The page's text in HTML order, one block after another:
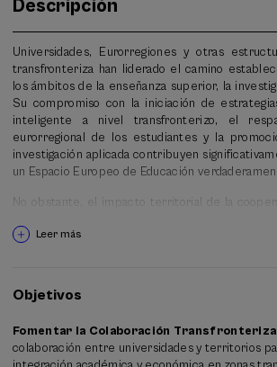
Descripción
Universidades, Eurorregiones y otras
transfronteriza han liderado el camino
los ámbitos de la enseñanza superior, la
Su compromiso con la iniciación de
inteligente a nivel transfronterizo, el
eurorregional de los estudiantes y la
investigación aplicada contribuyen
un Espacio Europeo de Educación
No obstante, el impacto territorial de la
obstáculos financieros y administrativos
cooperación entre universidades y
ámbito.
Leer más
Objetivos
Fomentar la Colaboración
colaboración entre universidades y territorios